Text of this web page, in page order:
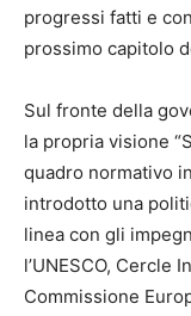
progressi fatti e
prossimo capitolo
Sul fronte della
la propria visione
quadro normativo
introdotto una
linea con gli
l’UNESCO, Cercle
Commissione